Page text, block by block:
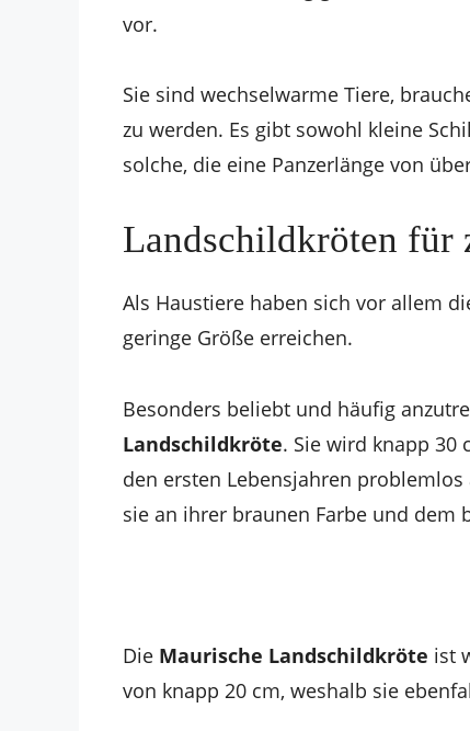
vor.
Sie sind wechselwarme Tiere,
zu werden. Es gibt sowohl kleine
solche, die eine Panzerlänge von
Landschildkröten für
Als Haustiere haben sich vor allem
geringe Größe erreichen.
Besonders beliebt und häufig
Landschildkröte. Sie wird knapp 30
den ersten Lebensjahren
sie an ihrer braunen Farbe und dem
Die Maurische Landschildkröte ist
von knapp 20 cm, weshalb sie